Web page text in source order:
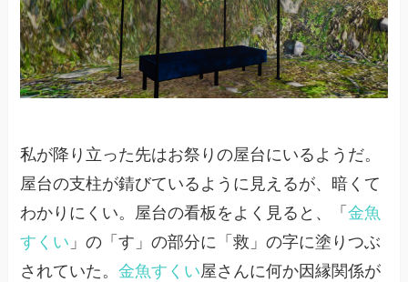
私が降り立った先はお祭りの屋台にいるようだ。
屋台の支柱が錆びているように見えるが、暗くて
わかりにくい。屋台の看板をよく見ると、「金魚
すくい 」の「す」の部分に「救」の字に塗りつぶ
されていた。金魚すくい屋さんに何か因縁関係が